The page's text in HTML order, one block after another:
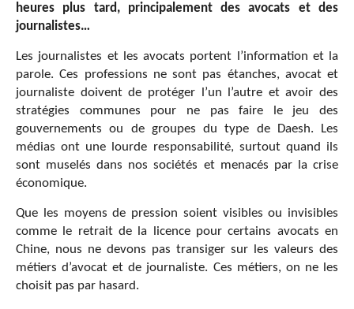
heures plus tard, principalement des avocats et des
journalistes…
Les journalistes et les avocats portent l’information et la
parole. Ces professions ne sont pas étanches, avocat et
journaliste doivent de protéger l’un l’autre et avoir des
stratégies communes pour ne pas faire le jeu des
gouvernements ou de groupes du type de Daesh. Les
médias ont une lourde responsabilité, surtout quand ils
sont muselés dans nos sociétés et menacés par la crise
économique.
Que les moyens de pression soient visibles ou invisibles
comme le retrait de la licence pour certains avocats en
Chine, nous ne devons pas transiger sur les valeurs des
métiers d’avocat et de journaliste. Ces métiers, on ne les
choisit pas par hasard.